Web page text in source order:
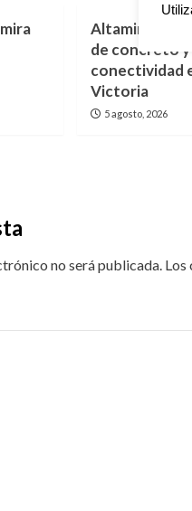
Altamira suma
de concreto y
conectividad
Victoria
5 agosto, 2026
no será publicada. Los